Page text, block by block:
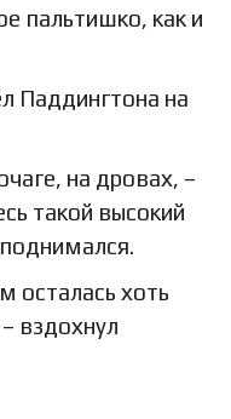
пальтишко, как и
Паддингтона на
на дровах, –
такой высокий
осталась хоть
вздохнул